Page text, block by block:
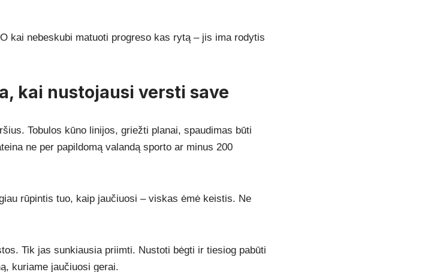
kai nebeskubi matuoti progreso kas rytą – jis ima rodytis
kai nustojausi versti save
Tobulos kūno linijos, griežti planai, spaudimas būti
ne per papildomą valandą sporto ar minus 200
rūpintis tuo, kaip jaučiuosi – viskas ėmė keistis. Ne
Tik jas sunkiausia priimti. Nustoti bėgti ir tiesiog pabūti
kuriame jaučiuosi gerai.